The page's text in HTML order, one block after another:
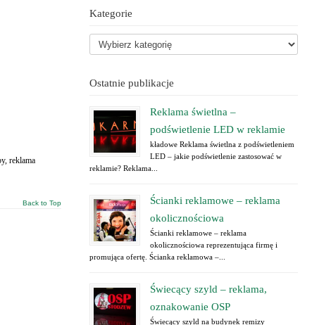
reklama
Back to Top
Kategorie
Ostatnie publikacje
Reklama świetlna –
podświetlenie LED w reklamie
kładowe Reklama świetlna z podświetleniem
LED – jakie podświetlenie zastosować w
reklamie? Reklama...
Ścianki reklamowe – reklama
okolicznościowa
Ścianki reklamowe – reklama
okolicznościowa reprezentująca firmę i
promująca ofertę. Ścianka reklamowa –...
Świecący szyld – reklama,
oznakowanie OSP
Świecący szyld na budynek remizy